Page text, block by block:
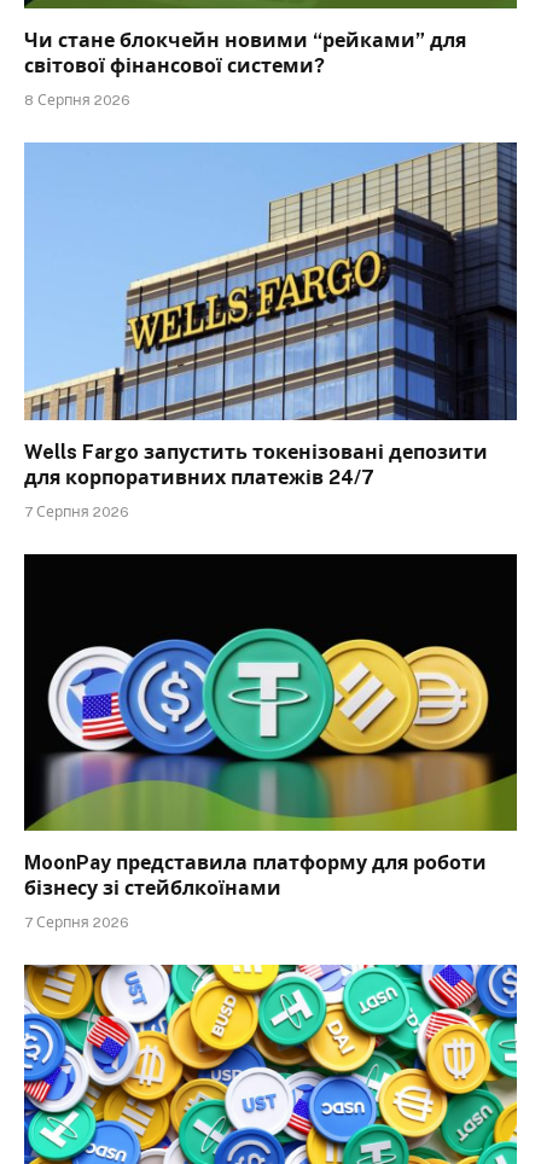
Чи стане блокчейн новими “рейками” для
світової фінансової системи?
8 Серпня 2026
Wells Fargo запустить токенізовані депозити
для корпоративних платежів 24/7
7 Серпня 2026
MoonPay представила платформу для роботи
бізнесу зі стейблкоїнами
7 Серпня 2026